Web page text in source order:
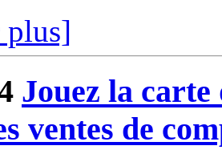
plus]
Jouez la carte
ventes de